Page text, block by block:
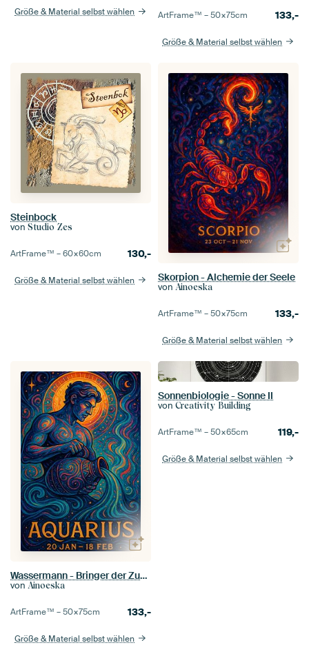
Größe & Material selbst wählen ArtFrame™ –50×75cm 133,-
Größe & Material selbst wählen
Steinbock
von Studio Zes
ArtFrame™ –60×60cm 130,-
Größe & Material selbst wählen Skorpion - Alchemie der Seele
von Ainoeska
ArtFrame™ –50×75cm 133,-
Größe & Material selbst wählen
Wassermann - Bringer der Zukunft
von Ainoeska
ArtFrame™ –50×75cm 133,-
Größe & Material selbst wählen
Sonnenbiologie - Sonne II
von Creativity Building
ArtFrame™ –50×65cm 119,-
Größe & Material selbst wählen